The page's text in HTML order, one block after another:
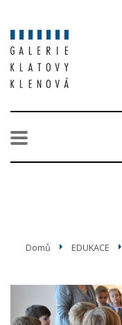
Domů EDUKACE